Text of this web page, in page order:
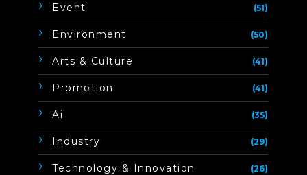
Event (51)
Environment (50)
Arts & Culture (41)
Promotion (41)
Ai (35)
Industry (29)
Technology & Innovation (26)